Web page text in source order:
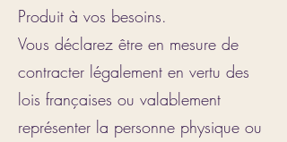
Produit à vos besoins.
Vous déclarez être en mesure de
contracter légalement en vertu des
lois françaises ou valablement
représenter la personne physique ou